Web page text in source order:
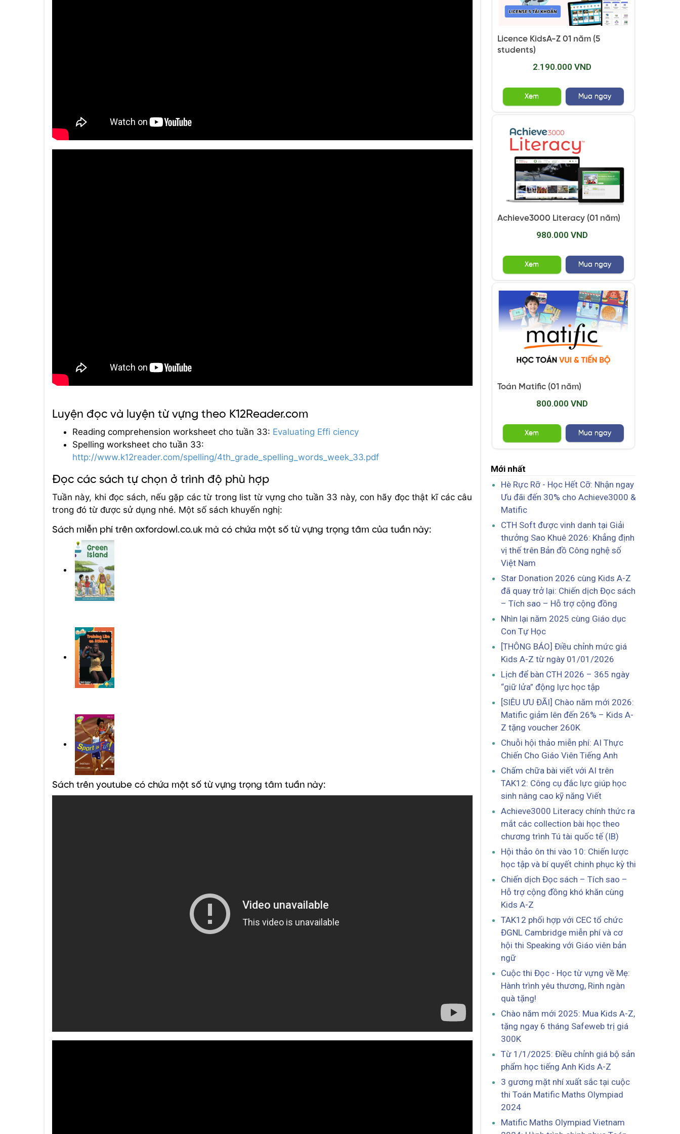
Luyện đọc và luyện từ vựng theo K12Reader.com
Reading comprehension worksheet cho tuần 33: Evaluating Effi ciency
Spelling worksheet cho tuần 33:
http://www.k12reader.com/spelling/4th_grade_spelling_words_week_33.pdf
Đọc các sách tự chọn ở trình độ phù hợp
Tuần này, khi đọc sách, nếu gặp các từ trong list từ vựng cho tuần 33 này, con hãy đọc thật kĩ các câu
trong đó từ được sử dụng nhé. Một số sách khuyến nghị:
Sách miễn phí trên oxfordowl.co.uk mà có chứa một số từ vựng trọng tâm của tuần này:
Sách trên youtube có chứa một số từ vựng trọng tâm tuần này:
Licence KidsA-Z 01 năm (5
students)
2.190.000 VND
Xem Mua ngay
Achieve3000 Literacy (01 năm)
980.000 VND
Xem Mua ngay
Toán Matific (01 năm)
800.000 VND
Xem Mua ngay
Mới nhất
Hè Rực Rỡ - Học Hết Cỡ: Nhận ngay
Ưu đãi đến 30% cho Achieve3000 &
Matific
CTH Soft được vinh danh tại Giải
thưởng Sao Khuê 2026: Khẳng định
vị thế trên Bản đồ Công nghệ số
Việt Nam
Star Donation 2026 cùng Kids A-Z
đã quay trở lại: Chiến dịch Đọc sách
– Tích sao – Hỗ trợ cộng đồng
Nhìn lại năm 2025 cùng Giáo dục
Con Tự Học
[THÔNG BÁO] Điều chỉnh mức giá
Kids A-Z từ ngày 01/01/2026
Lịch để bàn CTH 2026 – 365 ngày
“giữ lửa” động lực học tập
[SIÊU ƯU ĐÃI] Chào năm mới 2026:
Matific giảm lên đến 26% – Kids A-
Z tặng voucher 260K
Chuỗi hội thảo miễn phí: AI Thực
Chiến Cho Giáo Viên Tiếng Anh
Chấm chữa bài viết với AI trên
TAK12: Công cụ đắc lực giúp học
sinh nâng cao kỹ năng Viết
Achieve3000 Literacy chính thức ra
mắt các collection bài học theo
chương trình Tú tài quốc tế (IB)
Hội thảo ôn thi vào 10: Chiến lược
học tập và bí quyết chinh phục kỳ thi
Chiến dịch Đọc sách – Tích sao –
Hỗ trợ cộng đồng khó khăn cùng
Kids A-Z
TAK12 phối hợp với CEC tổ chức
ĐGNL Cambridge miễn phí và cơ
hội thi Speaking với Giáo viên bản
ngữ
Cuộc thi Đọc - Học từ vựng về Mẹ:
Hành trình yêu thương, Rinh ngàn
quà tặng!
Chào năm mới 2025: Mua Kids A-Z,
tặng ngay 6 tháng Safeweb trị giá
300K
Từ 1/1/2025: Điều chỉnh giá bộ sản
phẩm học tiếng Anh Kids A-Z
3 gương mặt nhí xuất sắc tại cuộc
thi Toán Matific Maths Olympiad
2024
Matific Maths Olympiad Vietnam